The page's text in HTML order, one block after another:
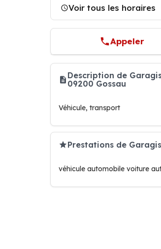
Voir tous les horaires
Appeler
Description de
09200 Gossau
Véhicule, transport
Prestations de
véhicule automobile voiture